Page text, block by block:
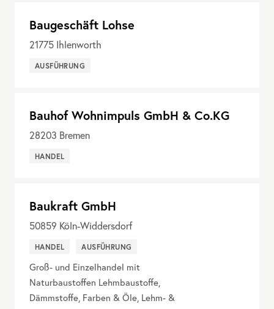
Baugeschäft Lohse
21775 Ihlenworth
AUSFÜHRUNG
Bauhof Wohnimpuls GmbH & Co.KG
28203 Bremen
HANDEL
Baukraft GmbH
50859 Köln-Widdersdorf
HANDEL AUSFÜHRUNG
Groß- und Einzelhandel mit
Naturbaustoffen Lehmbaustoffe,
Dämmstoffe, Farben & Öle, Lehm- &